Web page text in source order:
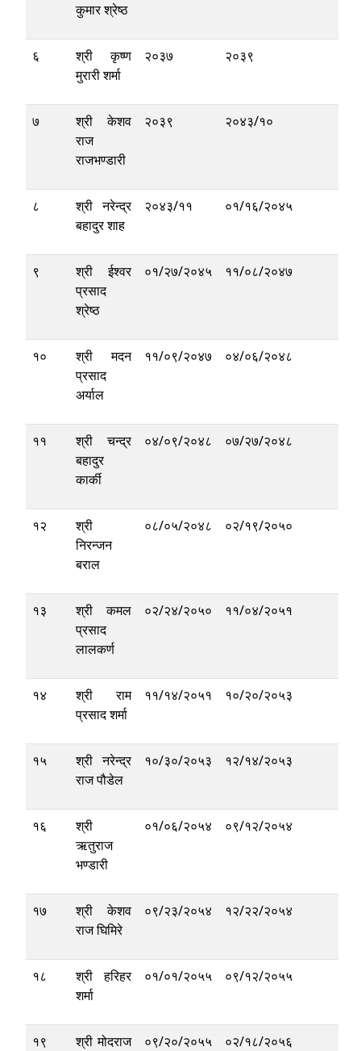
कुमार श्रेष्ठ
६
श्री कृष्ण
मुरारी शर्मा
२०३७ २०३९
७
श्री केशव
राज
राजभण्डारी
२०३९ २०४३/१०
८
श्री नरेन्द्र
बहादुर शाह
२०४३/११ ०१/१६/२०४५
९
श्री ईश्वर
प्रसाद
श्रेष्ठ
०१/२७/२०४५ ११/०८/२०४७
१०
श्री मदन
प्रसाद
अर्याल
११/०९/२०४७ ०४/०६/२०४८
११
श्री चन्द्र
बहादुर
कार्की
०४/०९/२०४८ ०७/२७/२०४८
१२
श्री
निरन्जन
बराल
०८/०५/२०४८ ०२/१९/२०५०
१३
श्री कमल
प्रसाद
लालकर्ण
०२/२४/२०५० ११/०४/२०५१
१४
श्री राम
प्रसाद शर्मा
११/१४/२०५१ १०/२०/२०५३
१५
श्री नरेन्द्र
राज पौडेल
१०/३०/२०५३ १२/१४/२०५३
१६
श्री
ऋतुराज
भण्डारी
०१/०६/२०५४ ०९/१२/२०५४
१७
श्री केशव
राज घिमिरे
०९/२३/२०५४ १२/२२/२०५४
१८
श्री हरिहर
शर्मा
०१/०१/२०५५ ०९/१२/२०५५
१९
श्री मोदराज
०९/२०/२०५५ ०२/१८/२०५६